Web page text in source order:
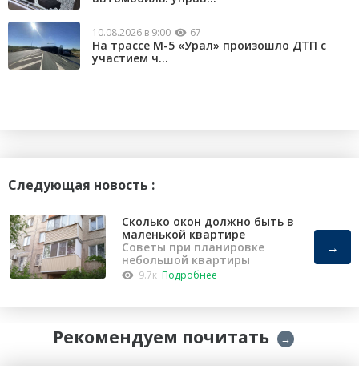
10.08.2026 в 9:00 67
На трассе М-5 «Урал» произошло ДТП с
участием ч...
Следующая новость :
Сколько окон должно быть в
маленькой квартире
Советы при планировке
небольшой квартиры
9.7к Подробнее
→
Рекомендуем почитать →